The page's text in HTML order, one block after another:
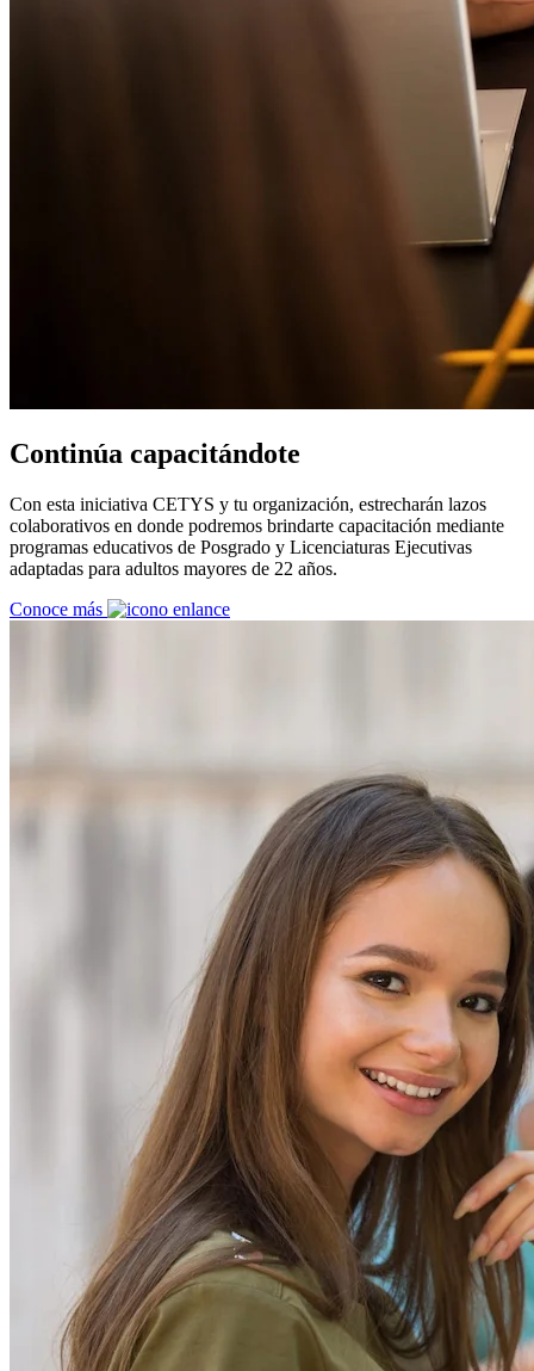
Continúa capacitándote
Con esta iniciativa CETYS y tu organización, estrecharán lazos
colaborativos en donde podremos brindarte capacitación mediante
programas educativos de Posgrado y Licenciaturas Ejecutivas
adaptadas para adultos mayores de 22 años.
Conoce más